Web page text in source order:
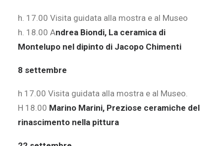
h. 17.00 Visita guidata alla mostra e al Museo
h. 18.00 Andrea Biondi, La ceramica di
Montelupo nel dipinto di Jacopo Chimenti
8 settembre
h 17.00 Visita guidata alla mostra e al Museo.
H 18.00 Marino Marini, Preziose ceramiche del
rinascimento nella pittura